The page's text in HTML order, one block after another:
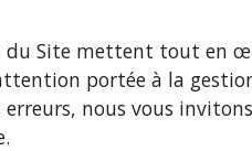
du Site mettent tout en
portée à la
nous vous